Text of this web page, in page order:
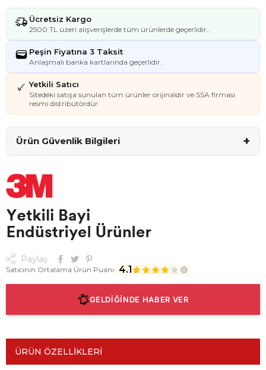
Ücretsiz Kargo
2500 TL üzeri alışverişlerde tüm ürünlerde geçerlidir..
Peşin Fiyatına 3 Taksit
Anlaşmalı banka kartlarında geçerlidir.
Yetkili Satıcı
Sitedeki satışa sunulan tüm ürünler orijinaldir ve SSA firması
resmi distribütördür.
Ürün Güvenlik Bilgileri +
Paylaş
Satıcının Ortalama Ürün Puanı: 4.1
GELDİĞİNDE HABER VER
ÜRÜN ÖZELLIKLERI